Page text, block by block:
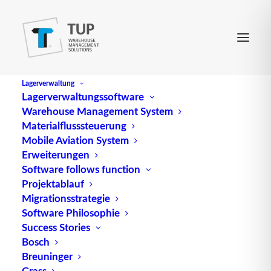
Lagerverwaltung
Lagerverwaltungssoftware
Warehouse Management System
Materialflusssteuerung
Mobile Aviation System
Erweiterungen
Software follows function
Projektablauf
Migrationsstrategie
Software Philosophie
Success Stories
Bosch
Breuninger
Pick-by-Point®